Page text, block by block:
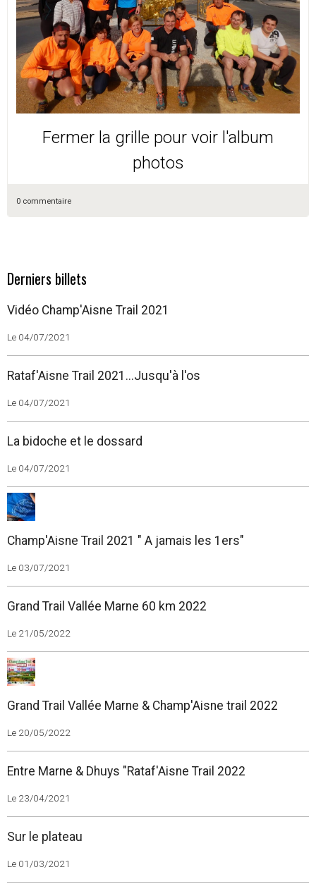
Fermer la grille pour voir l'album
photos
0 commentaire
Derniers billets
Vidéo Champ'Aisne Trail 2021
Le 04/07/2021
Rataf'Aisne Trail 2021...Jusqu'à l'os
Le 04/07/2021
La bidoche et le dossard
Le 04/07/2021
Champ'Aisne Trail 2021 " A jamais les 1ers"
Le 03/07/2021
Grand Trail Vallée Marne 60 km 2022
Le 21/05/2022
Grand Trail Vallée Marne & Champ'Aisne trail 2022
Le 20/05/2022
Entre Marne & Dhuys "Rataf'Aisne Trail 2022
Le 23/04/2021
Sur le plateau
Le 01/03/2021